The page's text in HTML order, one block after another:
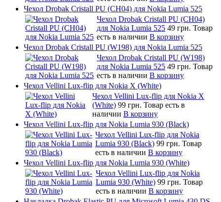
Чехол Drobak Cristall PU (CH04) для Nokia Lumia 525
Чехол Drobak Cristall PU (CH04)
для Nokia Lumia 525 49 грн. Товар
есть в наличии В корзину
Чехол Drobak Cristall PU (W198) для Nokia Lumia 525
Чехол Drobak Cristall PU (W198)
для Nokia Lumia 525 49 грн. Товар
есть в наличии В корзину
Чехол Vellini Lux-flip для Nokia X (White)
Чехол Vellini Lux-flip для Nokia X
(White) 99 грн. Товар есть в
наличии В корзину
Чехол Vellini Lux-flip для Nokia Lumia 930 (Black)
Чехол Vellini Lux-flip для Nokia
Lumia 930 (Black) 99 грн. Товар
есть в наличии В корзину
Чехол Vellini Lux-flip для Nokia Lumia 930 (White)
Чехол Vellini Lux-flip для Nokia
Lumia 930 (White) 99 грн. Товар
есть в наличии В корзину